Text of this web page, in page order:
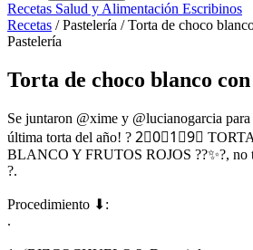
Recetas Salud y Alimentación Escribinos
Recetas / Pastelería / Torta de choco
Pastelería
Torta de choco blanco
Se juntaron @xime y @lucianogarcia para
última torta del año! ? 2⃣0⃣1⃣9⃣
BLANCO Y FRUTOS ROJOS ??✨?, no
?.
Procedimiento ⬇:
.